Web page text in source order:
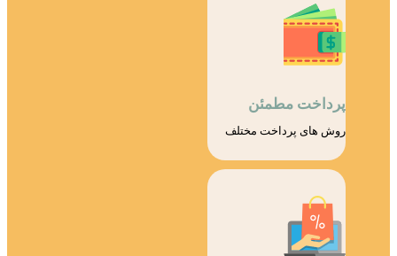
پرداخت مطمئن
روش های پرداخت مختلف